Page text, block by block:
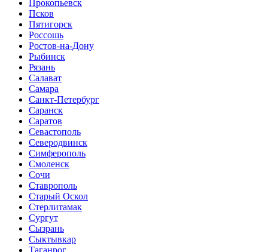
Прокопьевск
Псков
Пятигорск
Россошь
Ростов-на-Дону
Рыбинск
Рязань
Салават
Самара
Санкт-Петербург
Саранск
Саратов
Севастополь
Северодвинск
Симферополь
Смоленск
Сочи
Ставрополь
Старый Оскол
Стерлитамак
Сургут
Сызрань
Сыктывкар